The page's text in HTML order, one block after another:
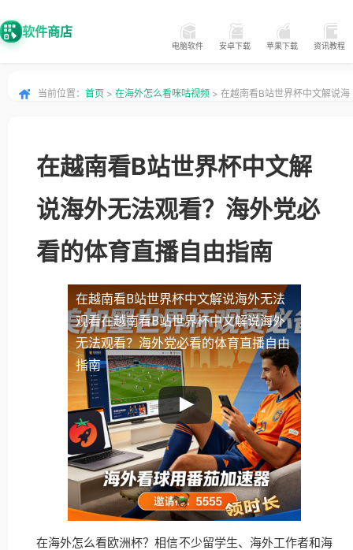
软件商店
电脑软件 安卓下载 苹果下载 资讯教程
当前位置： 首页 > 在海外怎么看咪咕视频 > 在越南看B站世界杯中文解说海
在越南看B站世界杯中文解
说海外无法观看？海外党必
看的体育直播自由指南
在越南看B站世界杯中文解说海外无法
观看在越南看B站世界杯中文解说海外
无法观看？海外党必看的体育直播自由
指南
在海外怎么看欧洲杯？相信不少留学生、海外工作者和海